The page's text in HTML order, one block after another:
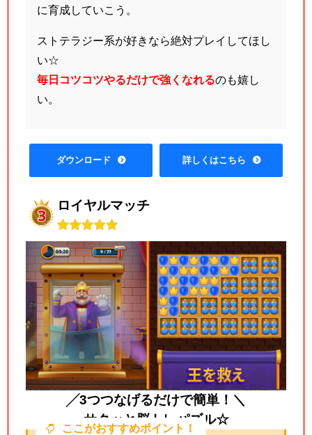
に育成していこう。
ストテラジー系が好きなら絶対プレイしてほし
い☆
毎日コツコツやるだけで強くなれるのも嬉し
い。
ダウンロード 詳しくはこちら
ロイヤルマッチ
╱3つつなげるだけで簡単！＼
サクッと脳トレパズル☆
ここがおすすめポイント！